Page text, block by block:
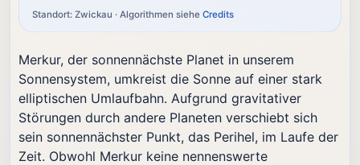
Standort: Zwickau · Algorithmen sieheCredits
Merkur, der sonnennächste Planet in unserem
Sonnensystem, umkreist die Sonne auf einer stark
elliptischen Umlaufbahn. Aufgrund gravitativer
Störungen durch andere Planeten verschiebt sich
sein sonnennächster Punkt, das Perihel, im Laufe der
Zeit. Obwohl Merkur keine nennenswerte